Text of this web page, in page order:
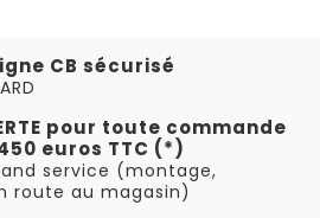
CB sécurisé
pour toute commande
euros TTC (*)
service (montage,
route au magasin)